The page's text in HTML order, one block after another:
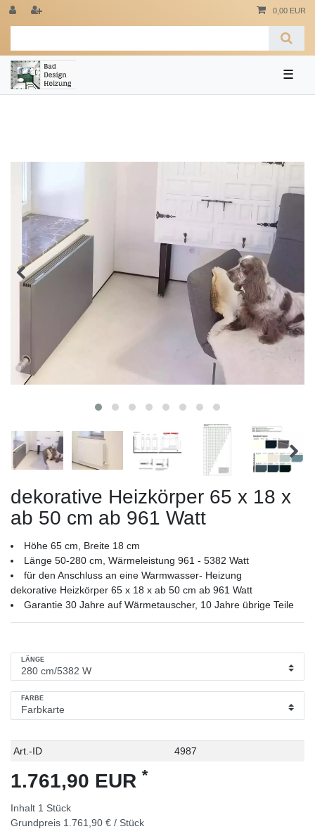
0,00 EUR
☰
dekorative Heizkörper 65 x 18 x
ab 50 cm ab 961 Watt
Höhe 65 cm, Breite 18 cm
Länge 50-280 cm, Wärmeleistung 961 - 5382 Watt
für den Anschluss an eine Warmwasser- Heizung
dekorative Heizkörper 65 x 18 x ab 50 cm ab 961 Watt
Garantie 30 Jahre auf Wärmetauscher, 10 Jahre übrige Teile
LÄNGE
FARBE
Technisches
Wert
Art.-ID 4987
1.761,90 EUR *
Inhalt 1 Stück
Grundpreis 1.761,90 € / Stück